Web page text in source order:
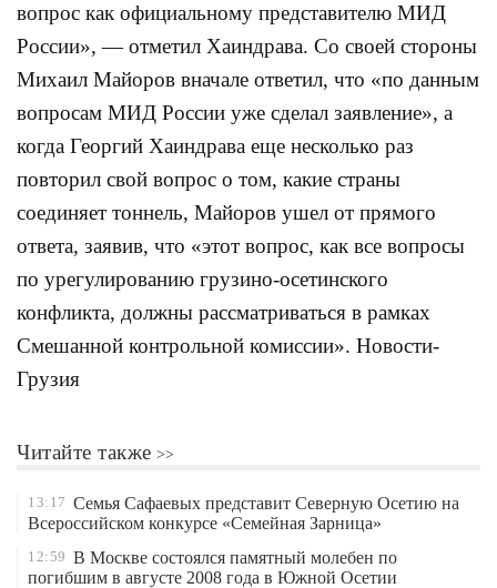
вопрос как официальному представителю МИД
России», — отметил Хаиндрава. Со своей стороны
Михаил Майоров вначале ответил, что «по данным
вопросам МИД России уже сделал заявление», а
когда Георгий Хаиндрава еще несколько раз
повторил свой вопрос о том, какие страны
соединяет тоннель, Майоров ушел от прямого
ответа, заявив, что «этот вопрос, как все вопросы
по урегулированию грузино-осетинского
конфликта, должны рассматриваться в рамках
Смешанной контрольной комиссии». Новости-
Грузия
Читайте также
13:17 Семья Сафаевых представит Северную Осетию на
Всероссийском конкурсе «Семейная Зарница»
12:59 В Москве состоялся памятный молебен по
погибшим в августе 2008 года в Южной Осетии